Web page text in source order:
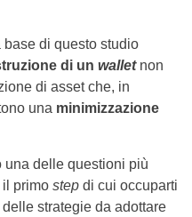
di questo studio
di un wallet non
di asset che, in
una minimizzazione
una delle questioni più
il primo step di cui occuparti
strategie da adottare